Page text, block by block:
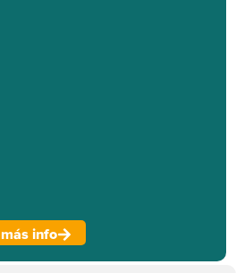
más info